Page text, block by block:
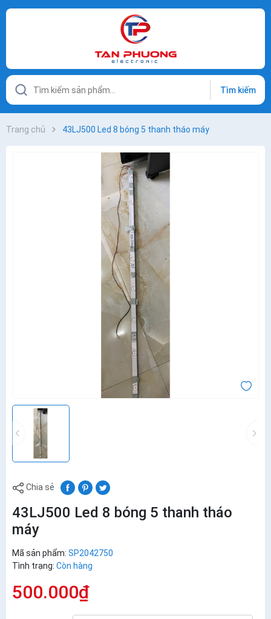
Tìm kiếm
Trang chủ 43LJ500 Led 8 bóng 5 thanh tháo máy
Chia sẻ
43LJ500 Led 8 bóng 5 thanh tháo
máy
Mã sản phẩm: SP2042750
Tình trạng: Còn hàng
500.000₫